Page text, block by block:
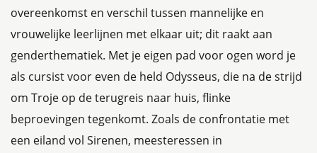
overeenkomst en verschil tussen mannelijke en
vrouwelijke leerlijnen met elkaar uit; dit raakt aan
genderthematiek. Met je eigen pad voor ogen word je
als cursist voor even de held Odysseus, die na de strijd
om Troje op de terugreis naar huis, flinke
beproevingen tegenkomt. Zoals de confrontatie met
een eiland vol Sirenen, meesteressen in